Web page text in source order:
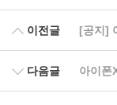
이전글 [공지]
다음글 아이폰